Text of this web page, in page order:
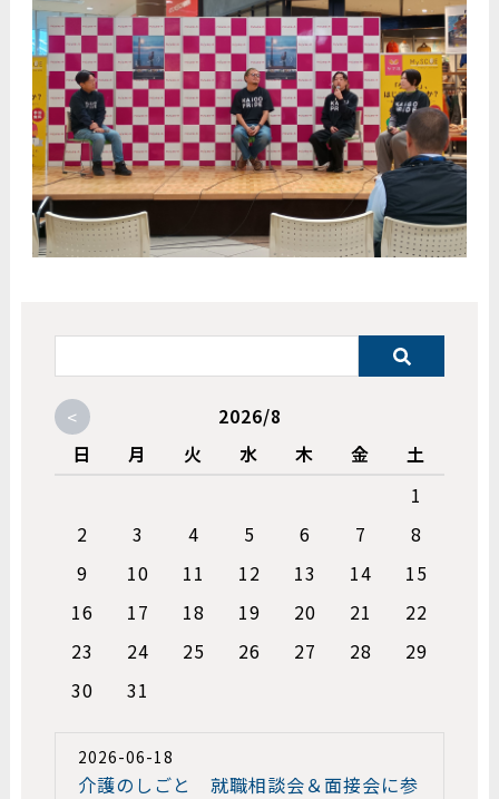
<
2026/8
日
月 火 水 木 金
土
1
2
3 4 5 6 7
8
9
10 11 12 13 14
15
16
17 18 19 20 21
22
23
24 25 26 27 28
29
30
31
2026-06-18
介護のしごと 就職相談会＆面接会に参